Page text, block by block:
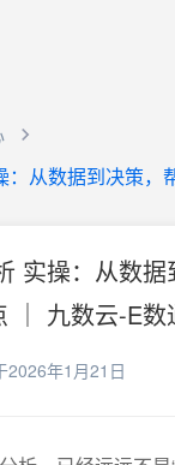
：从数据到决策，
实操：从数
｜ 九数云-E数
2026年1月21日